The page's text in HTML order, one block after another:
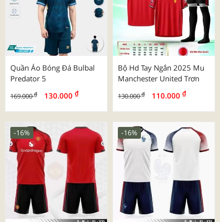
Quần Áo Bóng Đá Bulbal
Predator 5
169.000₫ 130.000 ₫
Bộ Hd Tay Ngắn 2025 Mu
Manchester United Trơn
130.000₫ 110.000 ₫
-16% -16%